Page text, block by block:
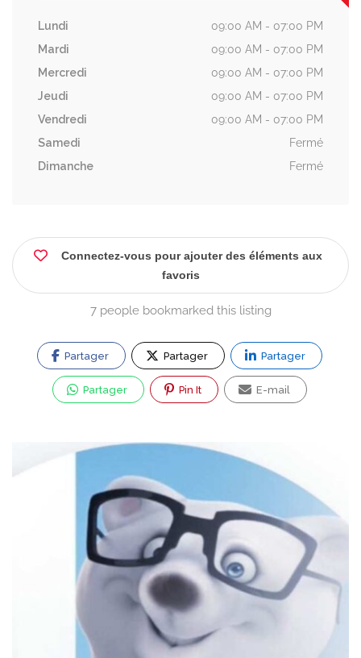
Lundi
09:00 AM - 07:00 PM
Mardi
09:00 AM - 07:00 PM
Mercredi
09:00 AM - 07:00 PM
Jeudi
09:00 AM - 07:00 PM
Vendredi
09:00 AM - 07:00 PM
Samedi
Fermé
Dimanche
Fermé
Connectez-vous pour ajouter des éléments aux
favoris
7 people bookmarked this listing
Partager Partager Partager
Partager Pin It E-mail